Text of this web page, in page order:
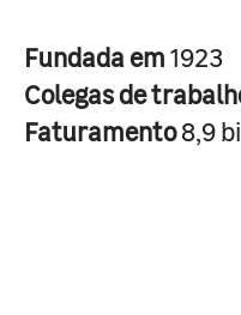
Fundada em1923
Colegas de
Faturamento8,9